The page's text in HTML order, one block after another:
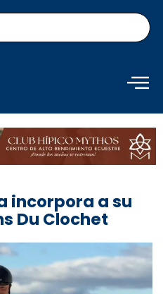
incorpora a su
Du Clochet